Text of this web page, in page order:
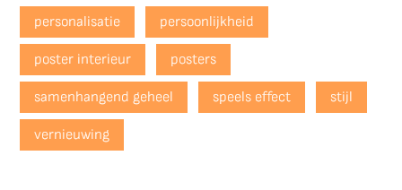
personalisatie persoonlijkheid
poster interieur posters
samenhangend geheel speels effect stijl
vernieuwing